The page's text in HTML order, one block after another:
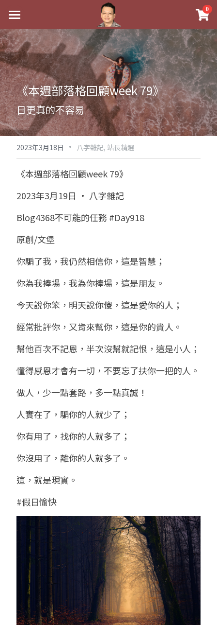
0
最新消息
關於我
實體經營
祖傳命理
手工印鑑
課程介紹
五行八字學
後天派陽宅
Blog
黃金會員專區
八字雜記
心靈成長
人氣最高
站長精選
臉書生活
好書推廌
試閱專區
Podcast聽書
團隊訓練營
八字視頻
陽宅視頻
線上直播
自我挑戰
線上學苑
八字初階班1
八字初階班2
八字進階班
八字中階班
八字高階班
五人實戰班
五行計算初階班
五行計算高階班
團隊訓練營
命理商城
八字完整班
《十神高階實戰錄》完整典藏版
科學八字推理PDF
八字批命
小兒命名
我的著作
科學八字推理1
科學八字推理2
科學八字推理3
科學八字輕鬆學
輕鬆學會科學八字推理
與我預約
批命預約
上課預約
常見問題
FB粉絲頁
登錄 / 註冊
搜索
繁體中文
繁體中文
0938617837
support@p8zicourse.com
《本週部落格回顧week 79》
日更真的不容易
2023年3月18日 · 八字雜記, 站長精選
《本週部落格回顧week 79》
2023年3月19日 · 八字雜記
Blog4368不可能的任務 #Day918
原創/文堡
你騙了我，我仍然相信你，這是智慧；
你為我捧場，我為你捧場，這是朋友。
今天說你笨，明天說你傻，這是愛你的人；
經常批評你，又肯來幫你，這是你的貴人。
幫他百次不記恩，半次沒幫就記恨，這是小人；
懂得感恩才會有一切，不要忘了扶你一把的人。
做人，少一點套路，多一點真誠！
人實在了，騙你的人就少了；
你有用了，找你的人就多了；
你沒用了，離你的人就多了。
這，就是現實。
#假日愉快
×
商品分類
八字線上完整班
科學八字推理PDF
《十神高階實戰錄》完整典藏版
1美元超值PDF